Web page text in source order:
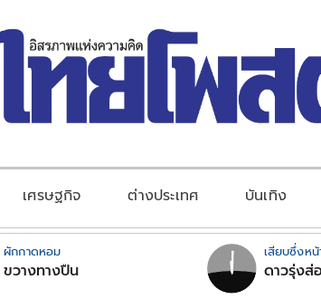
เศรษฐกิจ ต่างประเทศ บันเทิง
ผักกาดหอม
ขวางทางปืน
เสียบซึ่งหน้
ดาวรุ่งส่